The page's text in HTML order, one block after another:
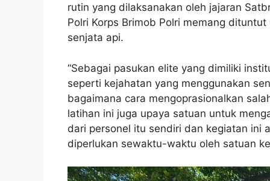
rutin yang dilaksanakan oleh jajaran
Polri Korps Brimob Polri memang
senjata api.
“Sebagai pasukan elite yang dimiliki
seperti kejahatan yang menggunakan
bagaimana cara mengoprasionalkan
latihan ini juga upaya satuan untuk
dari personel itu sendiri dan kegiatan ini
diperlukan sewaktu-waktu oleh satuan